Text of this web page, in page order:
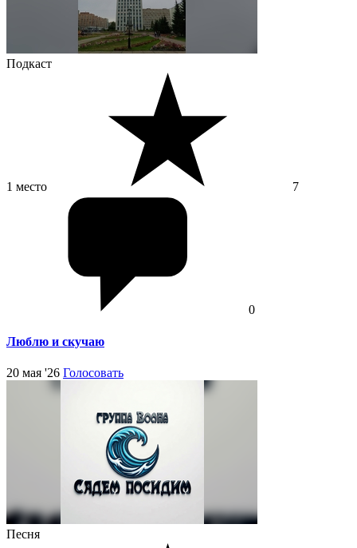
Подкаст
1 место 7
0
Люблю и скучаю
20 мая '26 Голосовать
Песня